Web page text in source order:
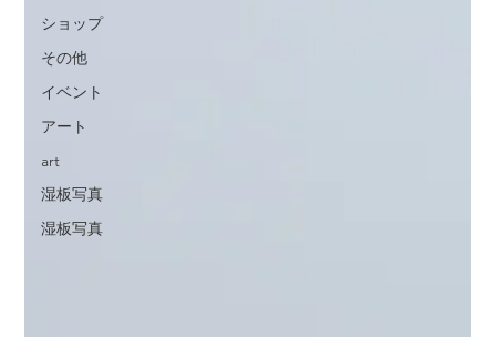
ショップ
その他
イベント
アート
art
湿板写真
湿板写真